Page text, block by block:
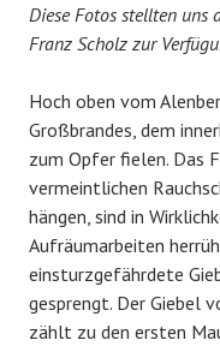
Diese Fotos stellten uns
Franz Scholz zur
Hoch oben vom
Großbrandes, dem
zum Opfer fielen. Das
vermeintlichen
hängen, sind in
Aufräumarbeiten
einsturzgefährdete
gesprengt. Der Giebel
zählt zu den ersten